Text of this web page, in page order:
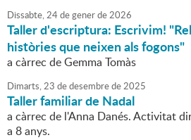
Dissabte,24degenerde2026
Taller d'escriptura: Escrivim!
històries que neixen als fogons"
a càrrec de Gemma Tomàs
Dimarts,23 dedesembrede2025
Taller familiar de Nadal
a càrrec de l'Anna Danés. Activitat
a 8 anys.